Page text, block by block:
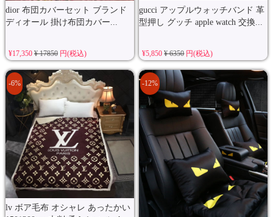
dior 布団カバーセット ブランド
ディオール 掛け布団カバー...
¥17,350 ¥ 17850円(税込)
gucci アップルウォッチバンド 革
型押し グッチ apple watch 交換...
¥5,850¥ 6350円(税込)
lv ボア毛布 オシャレ あったかい
-6% -12%